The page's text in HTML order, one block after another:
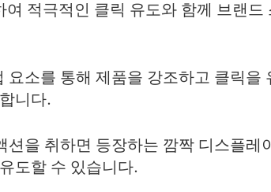
여 적극적인 클릭 유도와 함께 브랜
요소를 통해 제품을 강조하고 클릭을
니다.
션을 취하면 등장하는 깜짝 디스플레
도할 수 있습니다.